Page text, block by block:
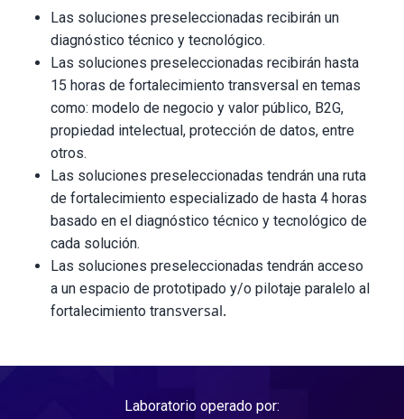
Las soluciones preseleccionadas recibirán un
diagnóstico técnico y tecnológico.
Las soluciones preseleccionadas recibirán hasta
15 horas de fortalecimiento transversal en temas
como: modelo de negocio y valor público, B2G,
propiedad intelectual, protección de datos, entre
otros.
Las soluciones preseleccionadas tendrán una ruta
de fortalecimiento especializado de hasta 4 horas
basado en el diagnóstico técnico y tecnológico de
cada solución.
Las soluciones preseleccionadas tendrán acceso
a un espacio de prototipado y/o pilotaje paralelo al
fortalecimiento transversal.
Laboratorio operado por: